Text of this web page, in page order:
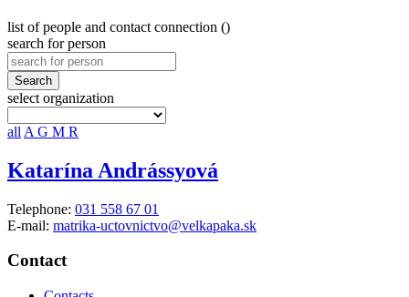
list of people and contact connection ()
search for person
Search
select organization
all A G M R
Katarína Andrássyová
Telephone: 031 558 67 01
E-mail: matrika-uctovnictvo@velkapaka.sk
Contact